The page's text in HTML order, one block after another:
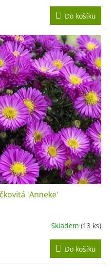
Do košíku
'Anneke'
Skladem (13 ks)
Do košíku